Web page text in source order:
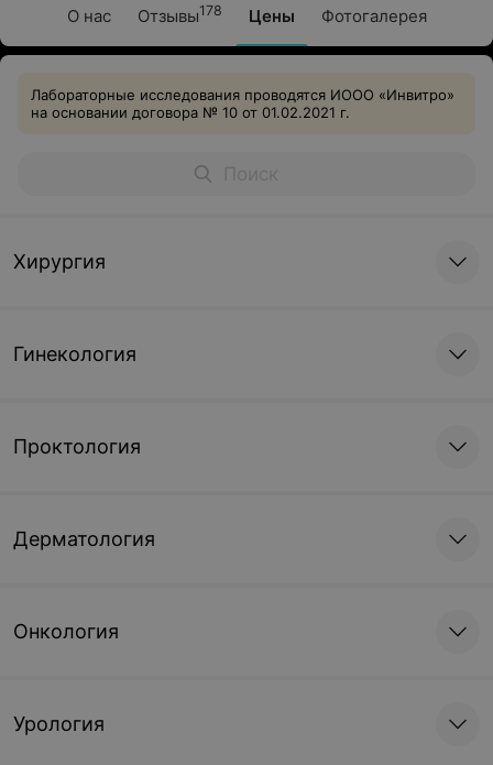
О нас Отзывы178 Цены Фотогалерея
Лабораторные исследования проводятся ИООО «Инвитро»
на основании договора № 10 от 01.02.2021 г.
Хирургия
Гинекология
Проктология
Дерматология
Онкология
Урология